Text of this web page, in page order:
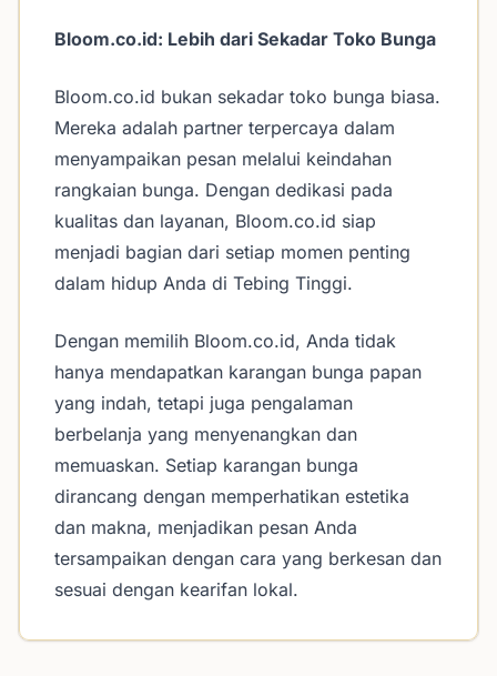
Bloom.co.id: Lebih dari Sekadar Toko Bunga
Bloom.co.id bukan sekadar toko bunga biasa.
Mereka adalah partner terpercaya dalam
menyampaikan pesan melalui keindahan
rangkaian bunga. Dengan dedikasi pada
kualitas dan layanan, Bloom.co.id siap
menjadi bagian dari setiap momen penting
dalam hidup Anda di Tebing Tinggi.
Dengan memilih Bloom.co.id, Anda tidak
hanya mendapatkan karangan bunga papan
yang indah, tetapi juga pengalaman
berbelanja yang menyenangkan dan
memuaskan. Setiap karangan bunga
dirancang dengan memperhatikan estetika
dan makna, menjadikan pesan Anda
tersampaikan dengan cara yang berkesan dan
sesuai dengan kearifan lokal.